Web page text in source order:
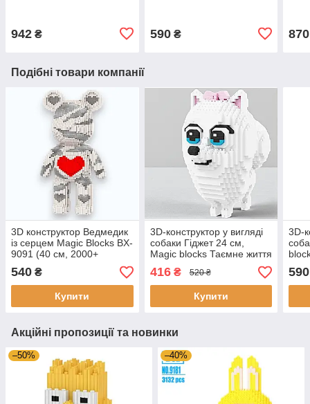
942 ₴ 590₴ 870
Подібні товари компанії
3D конструктор Ведмедик
із серцем Magic Blocks BX-
9091 (40 см, 2000+
деталей, інтер'єрна
фігурка)
540 ₴
Купити
3D-конструктор у вигляді
собаки Гіджет 24 см,
Magic blocks Таємне життя
домашніх тварин 2300
деталей
416₴ 520 ₴
Купити
3D-
590
Акційні пропозиції та новинки
–50% –40%